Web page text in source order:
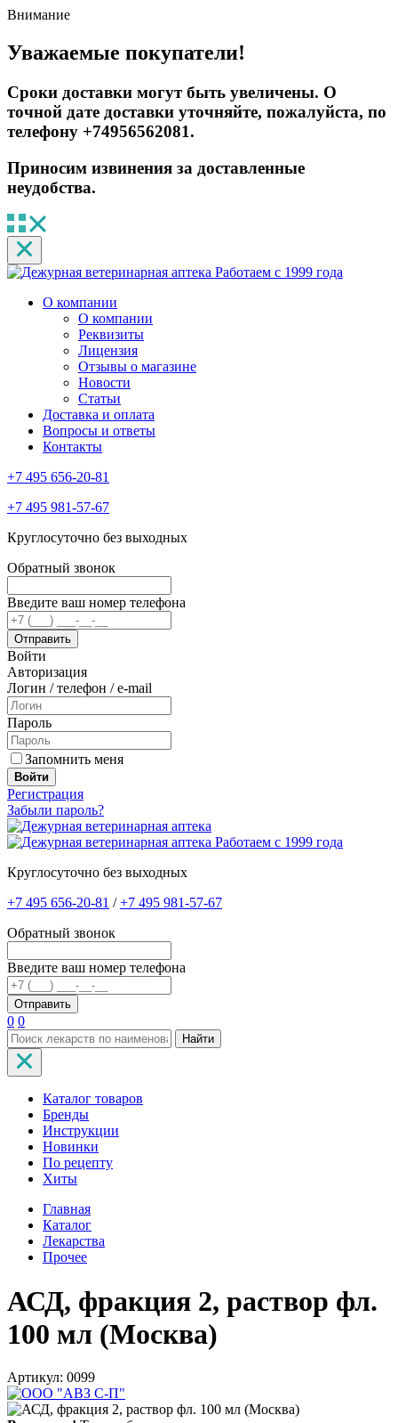
Внимание
Уважаемые покупатели!
Сроки доставки могут быть увеличены. О
точной дате доставки уточняйте, пожалуйста, по
телефону +74956562081.
Приносим извинения за доставленные
неудобства.
Работаем с 1999 года
О компании
О компании
Реквизиты
Лицензия
Отзывы о магазине
Новости
Статьи
Доставка и оплата
Вопросы и ответы
Контакты
+7 495 656-20-81
+7 495 981-57-67
Круглосуточно без выходных
Обратный звонок
Введите ваш номер телефона
Войти
Авторизация
Логин / телефон / e-mail
Пароль
Запомнить меня
Войти
Регистрация
Забыли пароль?
Работаем с 1999 года
Круглосуточно без выходных
+7 495 656-20-81 /+7 495 981-57-67
Обратный звонок
Введите ваш номер телефона
0 0
Найти
Каталог товаров
Бренды
Инструкции
Новинки
По рецепту
Хиты
Главная
Каталог
Лекарства
Прочее
АСД, фракция 2, раствор фл.
100 мл (Москва)
Артикул: 0099